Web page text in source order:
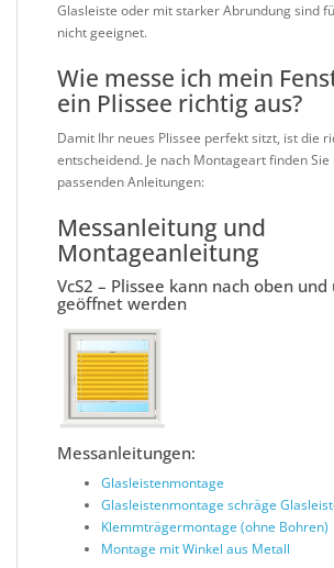
Glasleiste oder mit starker Abrundung sind
nicht geeignet.
Wie messe ich mein
ein Plissee richtig aus?
Damit Ihr neues Plissee perfekt sitzt, ist die
entscheidend. Je nach Montageart finden Sie
passenden Anleitungen:
Messanleitung und
Montageanleitung
VcS2 – Plissee kann nach oben
geöffnet werden
Messanleitungen:
Glasleistenmontage
Glasleistenmontage schräge
Klemmträgermontage (ohne Bohren)
Montage mit Winkel aus Metall